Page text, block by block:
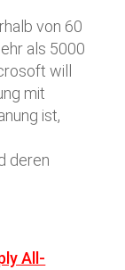
von 60
als 5000
will
mit
ist,
deren
All-